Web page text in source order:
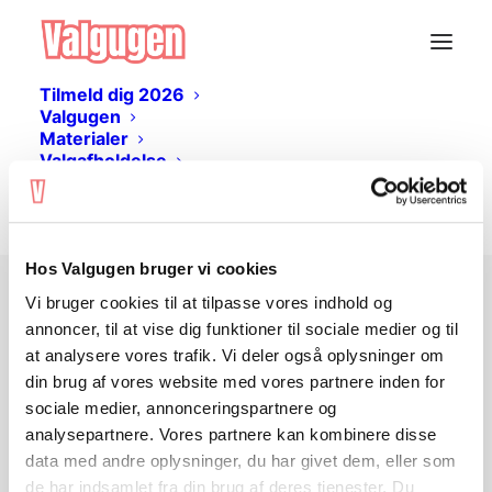
Hos Valgugen bruger vi cookies
Vi bruger cookies til at tilpasse vores indhold og
annoncer, til at vise dig funktioner til sociale medier og til
at analysere vores trafik. Vi deler også oplysninger om
din brug af vores website med vores partnere inden for
sociale medier, annonceringspartnere og
analysepartnere. Vores partnere kan kombinere disse
data med andre oplysninger, du har givet dem, eller som
de har indsamlet fra din brug af deres tjenester. Du
Tilmeld dig 2026
Valgugen
Materialer
Valgafholdelse
Livestream
Log ind
Ingen adgang?
Undervisningsmaterialet er gratis og kan
hentes her på siden. Du skallogge ind
elleroprette en brugerfor at tilgå
materialet.